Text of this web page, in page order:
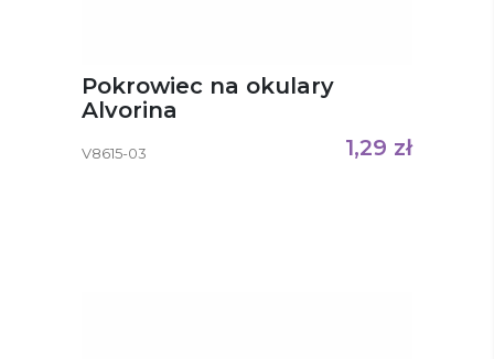
Pokrowiec na okulary
Alvorina
V8615-03 1,29 zł